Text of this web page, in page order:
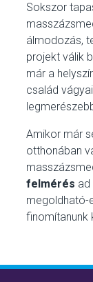
Sokszor
álmodozás,
projekt válik
már a
család
Amikor már
otthonában
felmérés ad
megoldható-
finomítanunk